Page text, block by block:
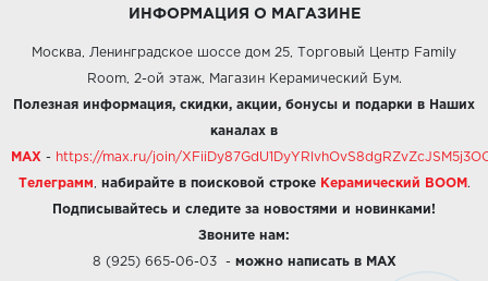
ИНФОРМАЦИЯ О МАГАЗИНЕ
Москва, Ленинградское шоссе дом 25, Торговый Центр Family
Room, 2-ой этаж, Магазин Керамический Бум.
Полезная информация, скидки, акции, бонусы и подарки в Наших
каналах в
MAX - https://max.ru/join/
Телеграмм набирайте в поисковой строке Керамический BOOM .
Подписывайтесь и следите за новостями и новинками!
Звоните нам:
8 (925) 665-06-03- можно написать в MAX